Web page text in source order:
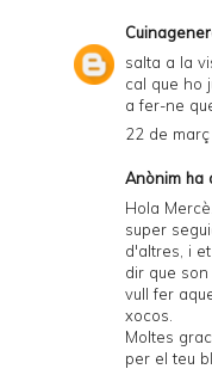
salta a la
cal que ho
a fer-ne
22 de
Anònim ha
Hola
super
d'altres, i
dir que
vull fer
xocos.
Moltes
per el teu